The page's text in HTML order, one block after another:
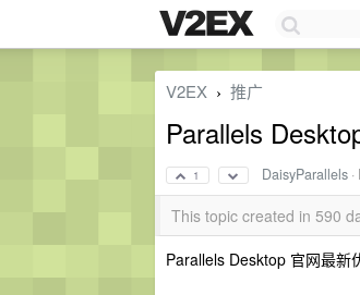
V2EX › 推广
Parallels
1 DaisyParallels ·
This topic created in 590
Parallels Desktop 官网最新